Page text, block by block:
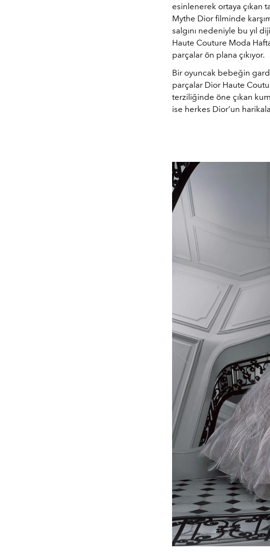
esinlenerek ortaya çıkan
Mythe Dior filminde
salgını nedeniyle bu yıl
Haute Couture Moda
parçalar ön plana çıkıyor.
Bir oyuncak bebeğin
parçalar Dior Haute
terziliğinde öne çıkan
ise herkes Dior’un